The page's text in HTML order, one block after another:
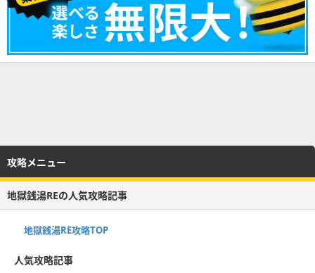
攻略メニュー
地獄銭湯REの人気攻略記事
地獄銭湯RE攻略TOP
人気攻略記事